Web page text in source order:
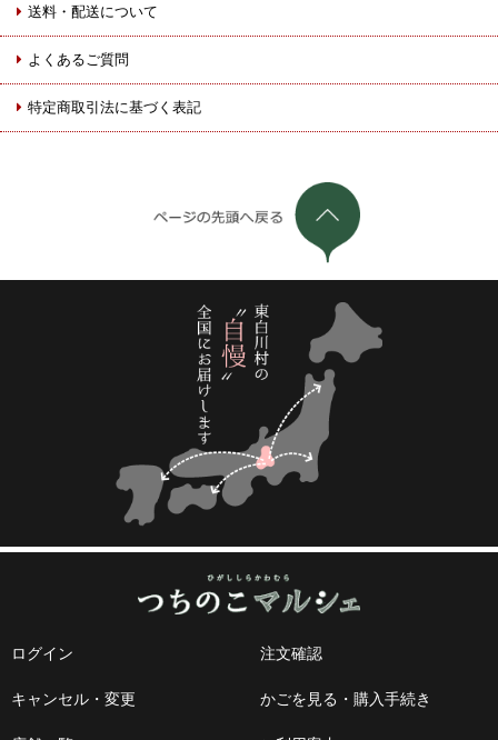
送料・配送について
よくあるご質問
特定商取引法に基づく表記
ログイン 注文確認
キャンセル・変更 かごを見る・購入手続き